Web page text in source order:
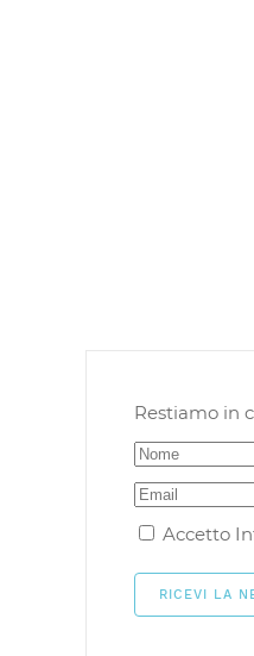
Restiamo in
Accetto